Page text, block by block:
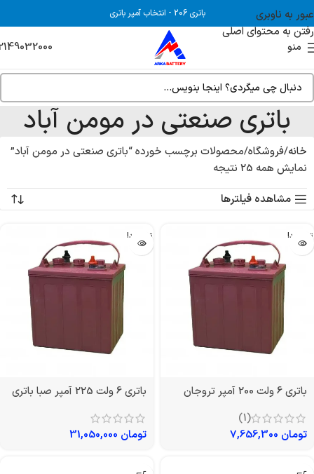
عبور به ناوبری
رفتن به محتوای اصلی
باتری 206 - انتخاب آمپر باتری
منو
باتری صنعتی در مومن آباد
خانه فروشگاه محصولات برچسب خورده “باتری صنعتی در مومن آباد”
نمایش همه 25 نتیجه
مشاهده فیلترها
تمام شد!
باتری 6 ولت 200 آمپر تروجان
(1)
تومان
تمام شد!
باتری 6 ولت 225 آمپر صبا باتری
تومان